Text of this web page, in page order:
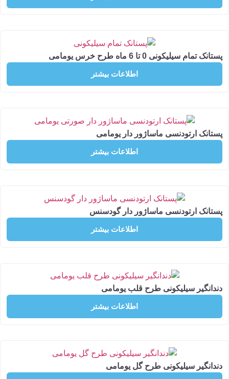
0 تا 6 ماه طرح خرس یومامی
اطلاعات بیشتر
ارتودنسی ماساژور دار یومامی
اطلاعات بیشتر
ارتودنسی ماساژور دار گودسنس
اطلاعات بیشتر
سیلیکونی طرح قلب یومامی
اطلاعات بیشتر
سیلیکونی طرح گل یومامی